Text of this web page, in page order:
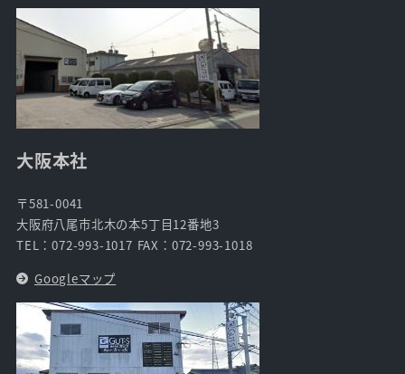
大阪本社
〒581-0041
大阪府八尾市北木の本5丁目12番地3
TEL：072-993-1017 FAX：072-993-1018
Googleマップ